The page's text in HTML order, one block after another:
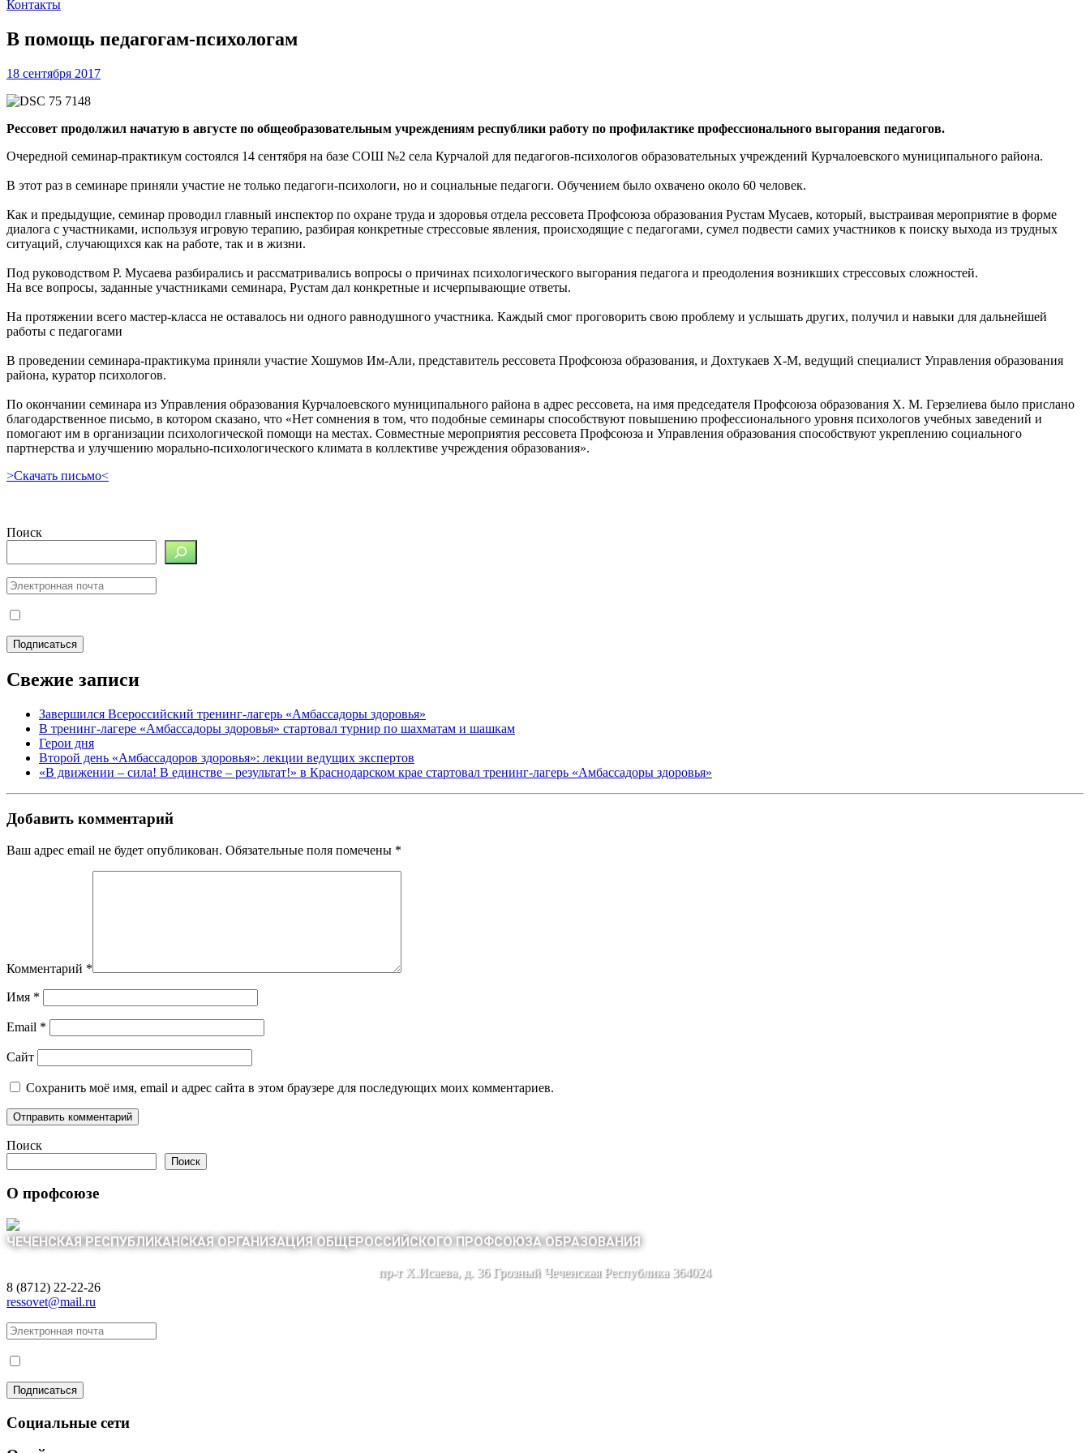
Контакты
В помощь педагогам-психологам
18 сентября 2017
Рессовет продолжил начатую в августе по общеобразовательным учреждениям республики работу по профилактике профессионального выгорания педагогов.
Очередной семинар-практикум состоялся 14 сентября на базе СОШ №2 села Курчалой для педагогов-психологов образовательных учреждений Курчалоевского муниципального района.
В этот раз в семинаре приняли участие не только педагоги-психологи, но и социальные педагоги. Обучением было охвачено около 60 человек.
Как и предыдущие, семинар проводил главный инспектор по охране труда и здоровья отдела рессовета Профсоюза образования Рустам Мусаев, который, выстраивая мероприятие в форме
диалога с участниками, используя игровую терапию, разбирая конкретные стрессовые явления, происходящие с педагогами, сумел подвести самих участников к поиску выхода из трудных
ситуаций, случающихся как на работе, так и в жизни.
Под руководством Р. Мусаева разбирались и рассматривались вопросы о причинах психологического выгорания педагога и преодоления возникших стрессовых сложностей.
На все вопросы, заданные участниками семинара, Рустам дал конкретные и исчерпывающие ответы.
На протяжении всего мастер-класса не оставалось ни одного равнодушного участника. Каждый смог проговорить свою проблему и услышать других, получил и навыки для дальнейшей
работы с педагогами
В проведении семинара-практикума приняли участие Хошумов Им-Али, представитель рессовета Профсоюза образования, и Дохтукаев Х-М, ведущий специалист Управления образования
района, куратор психологов.
По окончании семинара из Управления образования Курчалоевского муниципального района в адрес рессовета, на имя председателя Профсоюза образования Х. М. Герзелиева было прислано
благодарственное письмо, в котором сказано, что «Нет сомнения в том, что подобные семинары способствуют повышению профессионального уровня психологов учебных заведений и
помогают им в организации психологической помощи на местах. Совместные мероприятия рессовета Профсоюза и Управления образования способствуют укреплению социального
партнерства и улучшению морально-психологического климата в коллективе учреждения образования».
>Скачать письмо<
Поиск
Свежие записи
Завершился Всероссийский тренинг-лагерь «Амбассадоры здоровья»
В тренинг-лагере «Амбассадоры здоровья» стартовал турнир по шахматам и шашкам
Герои дня
Второй день «Амбассадоров здоровья»: лекции ведущих экспертов
«В движении – сила! В единстве – результат!» в Краснодарском крае стартовал тренинг-лагерь «Амбассадоры здоровья»
Добавить комментарий
Ваш адрес email не будет опубликован. Обязательные поля помечены *
Комментарий *
Имя *
Email *
Сайт
Сохранить моё имя, email и адрес сайта в этом браузере для последующих моих комментариев.
Поиск
Поиск
О профсоюзе
ЧЕЧЕНСКАЯ РЕСПУБЛИКАНСКАЯ ОРГАНИЗАЦИЯ ОБЩЕРОССИЙСКОГО ПРОФСОЮЗА ОБРАЗОВАНИЯ
пр-т Х.Исаева, д. 36 Грозный Чеченская Республика 364024
8 (8712) 22-22-26
ressovet@mail.ru
Социальные сети